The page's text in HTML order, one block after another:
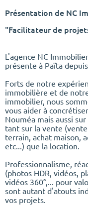
Présentation de NC
"Facilitateur de
L'agence NC
présente à Païta
Forts de notre
immobilière et de
immobilier, nous
vous aider à
Nouméa mais aussi
tant sur la vente
terrain, achat maison,
etc...) que la location.
Professionnalisme,
(photos HDR, vidéos,
vidéos 360°,... pour
sont autant d'atouts
vos projets.